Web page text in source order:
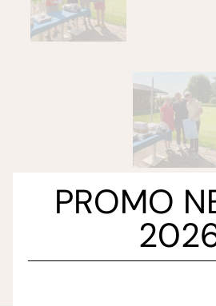
PROMO